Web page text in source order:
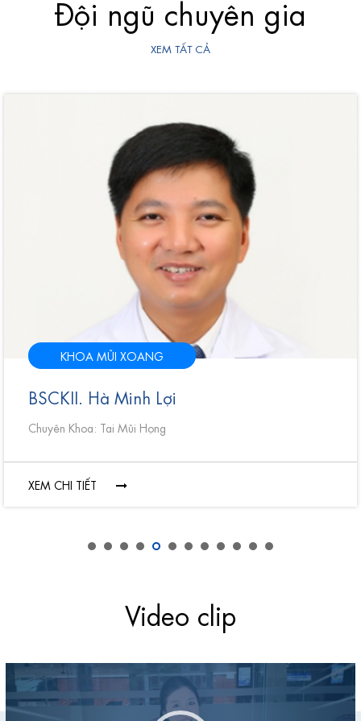
Đội ngũ chuyên gia
XEM TẤT CẢ
KHOA MŨI XOANG
BSCKII. Hà Minh Lợi
Chuyên Khoa: Tai Mũi Họng
XEM CHI TIẾT
Video clip
Video
Player